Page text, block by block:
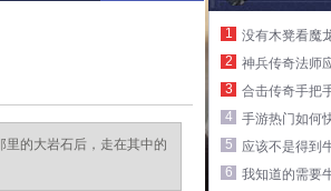
里的大岩石后，走在其中的
1
没有木凳看魔
2
神兵传奇法师
3
合击传奇手把
4
手游热门如何
5
应该不是得到
6
我知道的需要